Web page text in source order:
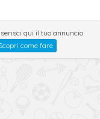
qui il tuo annuncio
come fare